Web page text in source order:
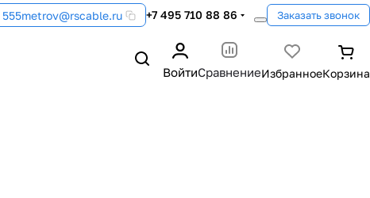
555metrov@rscable.ru +7 495 710 88 86 Заказать звонок
ВойтиСравнение